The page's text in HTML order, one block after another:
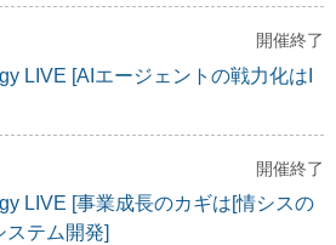
開催終了
LIVE [AIエージェントの戦力化はI
開催終了
LIVE [事業成長のカギは[情シスの
ステム開発]